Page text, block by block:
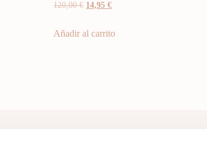
120,00€ 14,95€
Añadir al carrito